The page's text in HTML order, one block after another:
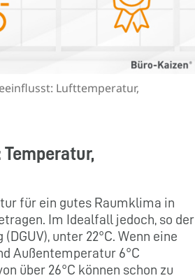
Lufttemperatur,
für ein gutes Raumklima in
Im Idealfall jedoch, so der
unter 22°C. Wenn eine
Außentemperatur 6°C
über 26°C können schon zu